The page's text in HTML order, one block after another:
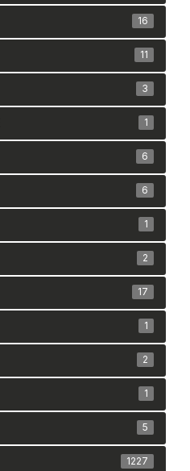
16
11
3
1
6
6
1
2
17
1
2
1
5
1227